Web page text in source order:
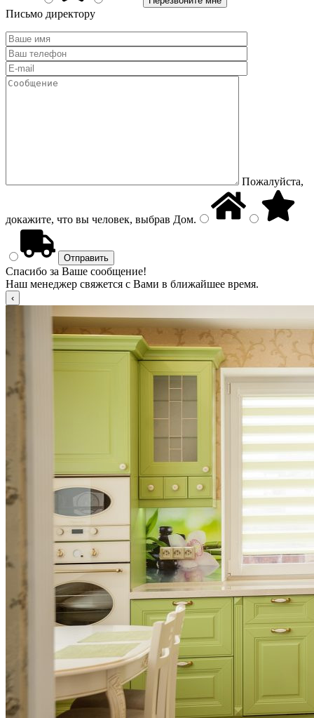
Письмо директору
Пожалуйста,
докажите, что вы человек, выбрав Дом.
Спасибо за Ваше сообщение!
Наш менеджер свяжется с Вами в ближайшее время.